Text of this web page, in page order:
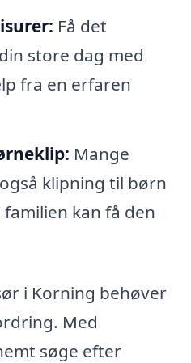
Få det
store dag med
fra en erfaren
Mange
klipning til børn
kan få den
i Korning behøver
Med
søge efter